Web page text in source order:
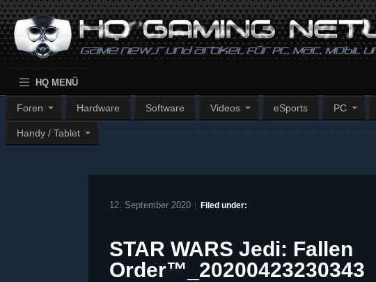
HQ MENÜ
Foren Hardware Software Videos eSports PC
Handy / Tablet
12. September 2020 Filed under:
STAR WARS Jedi: Fallen
Order™_20200423230343